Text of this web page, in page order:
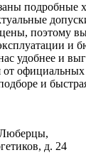
подробные
поэтому вы
и
удобнее и
от
и
Люберцы,
д. 24